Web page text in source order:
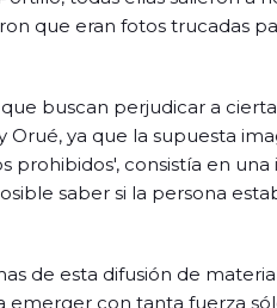
que eran fotos trucadas
buscan perjudicar a
ya que la supuesta
prohibidos', consistía en una
saber si la persona
de esta difusión de
con tanta fuerza